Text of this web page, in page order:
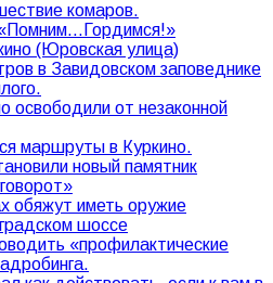
комаров.
(Юровская улица)
в Завидовском заповеднике
освободили от незаконной
маршруты в Куркино.
новый памятник
обяжут иметь оружие
шоссе
«профилактические